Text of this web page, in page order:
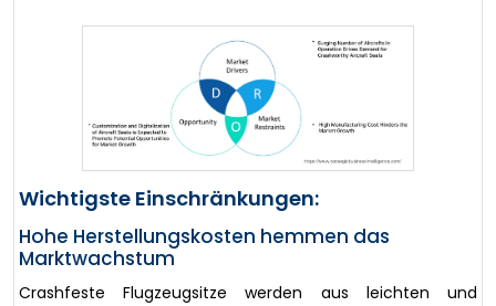
Wichtigste Einschränkungen:
Hohe Herstellungskosten hemmen das
Marktwachstum
Crashfeste Flugzeugsitze werden aus leichten und